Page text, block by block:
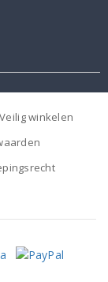
Veilig winkelen